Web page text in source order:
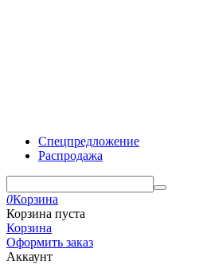
Спецпредложение
Распродажа
0Корзина
Корзина пуста
Корзина
Оформить заказ
Аккаунт